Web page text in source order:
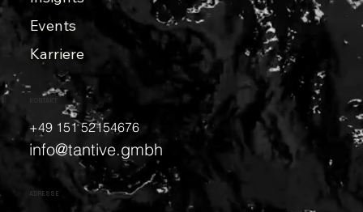
Events
Karriere
+49 151 52154676
info@tantive.gmbh
ADRESSE